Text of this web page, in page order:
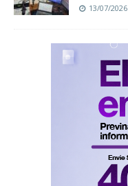
13/07/2026